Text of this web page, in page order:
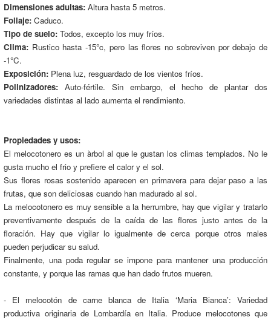
Dimensiones adultas: Altura hasta 5 metros.
Follaje: Caduco.
Tipo de suelo: Todos, excepto los muy fríos.
Clima: Rustico hasta -15°c, pero las flores no sobreviven por debajo de
-1°C.
Exposición: Plena luz, resguardado de los vientos fríos.
Polinizadores: Auto-fértile. Sin embargo, el hecho de plantar dos
variedades distintas al lado aumenta el rendimiento.
Propiedades y usos:
El melocotonero es un àrbol al que le gustan los climas templados. No le
gusta mucho el frio y prefiere el calor y el sol.
Sus flores rosas sostenido aparecen en primavera para dejar paso a las
frutas, que son deliciosas cuando han madurado al sol.
La melocotonero es muy sensible a la herrumbre, hay que vigilar y tratarlo
preventivamente después de la caída de las flores justo antes de la
floración. Hay que vigilar lo igualmente de cerca porque otros males
pueden perjudicar su salud.
Finalmente, una poda regular se impone para mantener una producción
constante, y porque las ramas que han dado frutos mueren.
- El melocotón de carne blanca de Italia ‘Maria Bianca’: Variedad
productiva originaria de Lombardía en Italia. Produce melocotones que